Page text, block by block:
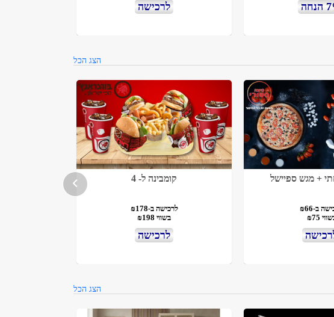
לרכישה
הצג הכל
קומבינה ל- 4
לרכישה ב-₪178
בשווי ₪198
לרכישה
+ מגש ספיישל
ב-₪66
₪75
הצג הכל